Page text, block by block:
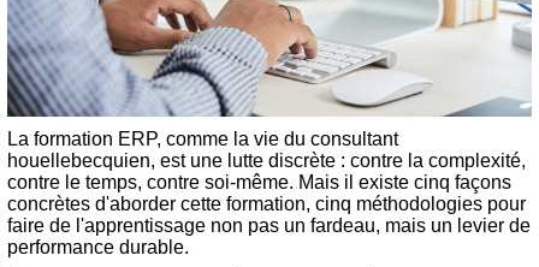
La formation ERP, comme la vie du consultant
houellebecquien, est une lutte discrète : contre la complexité,
contre le temps, contre soi-même. Mais il existe cinq façons
concrètes d'aborder cette formation, cinq méthodologies pour
faire de l'apprentissage non pas un fardeau, mais un levier de
performance durable.